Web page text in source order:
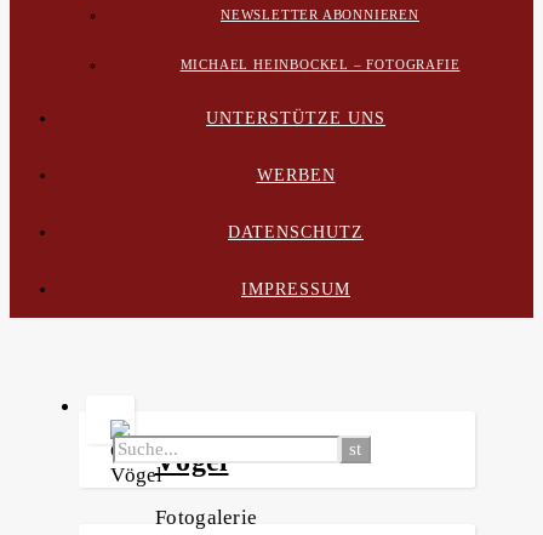
NEWSLETTER ABONNIEREN
MICHAEL HEINBOCKEL – FOTOGRAFIE
UNTERSTÜTZE UNS
WERBEN
DATENSCHUTZ
IMPRESSUM
Vögel
Fotogalerie